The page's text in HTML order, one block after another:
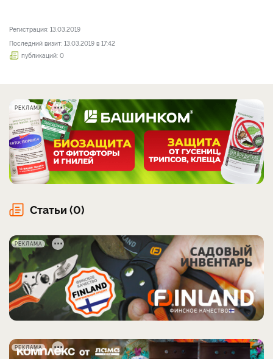
Регистрация: 13.03.2019
Последний визит: 13.03.2019 в 17:42
публикаций: 0
РЕКЛАМА
Статьи (0)
РЕКЛАМА
РЕКЛАМА